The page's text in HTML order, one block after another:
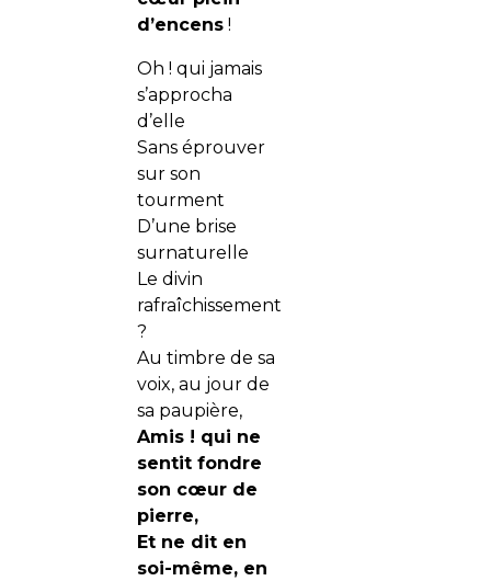
d’encens!
Oh ! qui jamais
s’approcha
d’elle
Sans éprouver
sur son
tourment
D’une brise
surnaturelle
Le divin
rafraîchissement
?
Au timbre de sa
voix, au jour de
sa paupière,
Amis ! qui ne
sentit fondre
son cœur de
pierre,
Et ne dit en
soi-même, en